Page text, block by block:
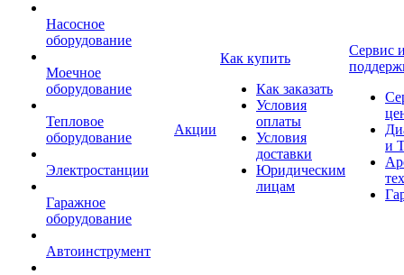
Насосное
оборудование
Моечное
оборудование
Тепловое
оборудование
Электростанции
Гаражное
оборудование
Автоинструмент
Акции
Как купить
Как заказать
Условия
оплаты
Условия
доставки
Юридическим
лицам
Сервис
и